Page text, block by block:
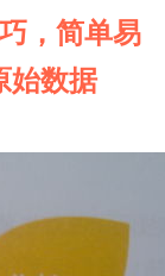
，简单易
始数据